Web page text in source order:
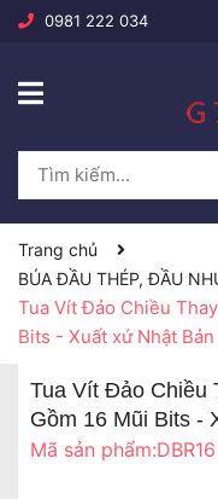
0981 222 034
Trang chủ
BÚA ĐẦU THÉP, ĐẦU
Tua Vít Đảo Chiều
Bits - Xuất xứ Nhật Bản
Tua Vít Đảo Chiều
Gồm 16 Mũi Bits -
Mã sản phẩm:DBR16